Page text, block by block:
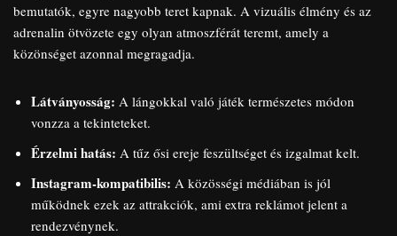
bemutatók, egyre nagyobb teret kapnak. A vizuális élmény és az
adrenalin ötvözete egy olyan atmoszférát teremt, amely a
közönséget azonnal megragadja.
Látványosság: A lángokkal való játék természetes módon
vonzza a tekinteteket.
Érzelmi hatás: A tűz ősi ereje feszültséget és izgalmat kelt.
Instagram-kompatibilis: A közösségi médiában is jól
működnek ezek az attrakciók, ami extra reklámot jelent a
rendezvénynek.